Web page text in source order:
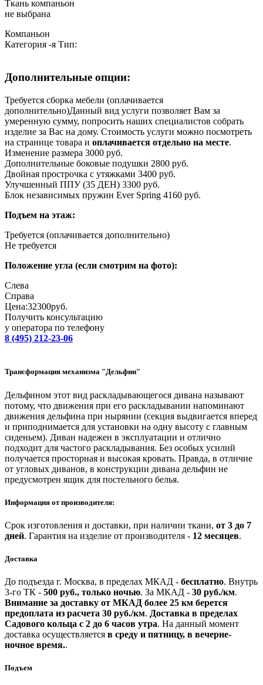
Ткань компаньон
не выбрана
Компаньон
Категория -я Тип:
Дополнительные опции:
Требуется сборка мебели (оплачивается
дополнительно)Данный вид услуги позволяет Вам за
умеренную сумму, попросить наших специалистов собрать
изделие за Вас на дому. Стоимость услуги можно посмотреть
на странице товара и оплачивается отдельно на месте.
Изменение размера 3000 руб.
Дополнительные боковые подушки 2800 руб.
Двойная прострочка с утяжками 3400 руб.
Улучшенный ППУ (35 ДЕН) 3300 руб.
Блок независимых пружин Ever Spring 4160 руб.
Подъем на этаж:
Требуется (оплачивается дополнительно)
Не требуется
Положение угла (если смотрим на фото):
Слева
Справa
Цена:32300руб.
Получить консультацию
у оператора по телефону
8 (495) 212-23-06
Трансформация механизма "Дельфин"
Дельфином этот вид раскладывающегося дивана называют
потому, что движения при его раскладывании напоминают
движения дельфина при нырянии (секция выдвигается вперед
и приподнимается для установки на одну высоту с главным
сиденьем). Диван надежен в эксплуатации и отлично
подходит для частого раскладывания. Без особых усилий
получается просторная и высокая кровать. Правда, в отличие
от угловых диванов, в конструкции дивана дельфин не
предусмотрен ящик для постельного белья.
Информация от производителя:
Срок изготовления и доставки, при наличии ткани, от 3 до 7
дней. Гарантия на изделие от производителя - 12 месяцев.
Доставка
До подъезда г. Москва, в пределах МКАД - бесплатно. Внутрь
3-го ТК - 500 руб., только ночью. За МКАД - 30 руб./км.
Внимание за доставку от МКАД более 25 км берется
предоплата из расчета 30 руб./км. Доставка в пределах
Садового кольца с 2 до 6 часов утра. На данный момент
доставка осуществляется в среду и пятницу, в вечерне-
ночное время..
Подъем